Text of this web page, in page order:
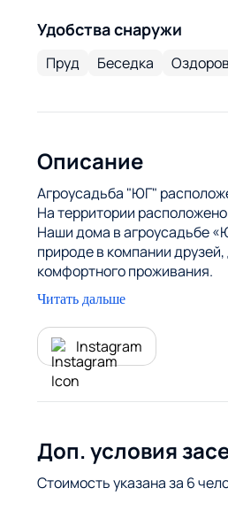
Удобства снаружи
Пруд Беседка
Описание
Агроусадьба "ЮГ"
На территории
Наши дома в агроусадьбе
природе в компании
комфортного проживания.
На территории
Читать дальше
Instagram
Доп. условия
Стоимость указана за 6